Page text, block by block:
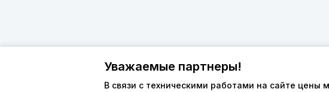
Уважаемые партнеры!
В связи с техническими работами на сайте цены